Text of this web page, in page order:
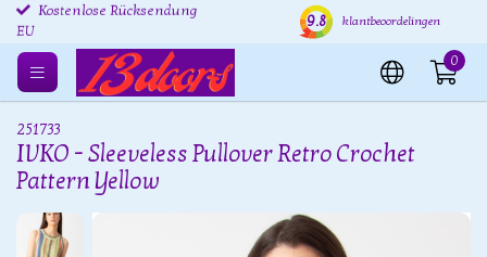
Kostenlose Rücksendung
EU
Versand innerhalb von 24
9.8 klantbeoordelingen
0
251733
IVKO - Sleeveless Pullover Retro Crochet
Pattern Yellow